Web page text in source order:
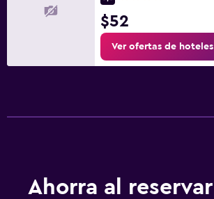
$52
Ver ofertas de hoteles
Ahorra al reservar